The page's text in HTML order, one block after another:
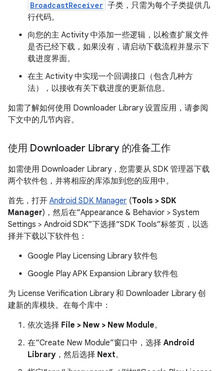
BroadcastReceiver 子类，只需为每个子类提供几
行代码。
向您的主 Activity 中添加一些逻辑，以检查扩展文件
是否已经下载，如果没有，请启动下载流程并显示下
载进度界面。
在主 Activity 中实现一个回调接口（包含几种方
法），以接收有关下载进度的更新信息。
如需了解如何使用 Downloader Library 设置应用，请参阅
下文中的几节内容。
使用 Downloader Library 的准备工作
如需使用 Downloader Library，您需要从 SDK 管理器下载
两个软件包，并将相应的库添加到您的应用中。
首先，打开 Android SDK Manager (Tools > SDK
Manager)，然后在“Appearance & Behavior > System
Settings > Android SDK”下选择“SDK Tools”标签页，以选
择并下载以下软件包：
Google Play Licensing Library 软件包
Google Play APK Expansion Library 软件包
为 License Verification Library 和 Downloader Library 创
建新的库模块。在每个库中：
依次选择 File > New > New Module。
在“Create New Module”窗口中，选择 Android
Library ，然后选择 Next。